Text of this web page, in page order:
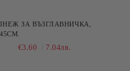
ЗА ВЪЗГЛАВНИЧКА,
€3.60 7.04лв.